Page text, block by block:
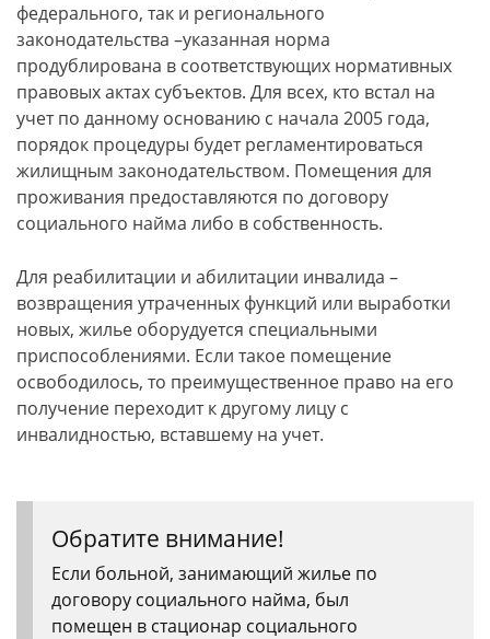
федерального, так и регионального
законодательства –указанная норма
продублирована в соответствующих нормативных
правовых актах субъектов. Для всех, кто встал на
учет по данному основанию с начала 2005 года,
порядок процедуры будет регламентироваться
жилищным законодательством. Помещения для
проживания предоставляются по договору
социального найма либо в собственность.
Для реабилитации и абилитации инвалида –
возвращения утраченных функций или выработки
новых, жилье оборудуется специальными
приспособлениями. Если такое помещение
освободилось, то преимущественное право на его
получение переходит к другому лицу с
инвалидностью, вставшему на учет.
Обратите внимание!
Если больной, занимающий жилье по
договору социального найма, был
помещен в стационар социального